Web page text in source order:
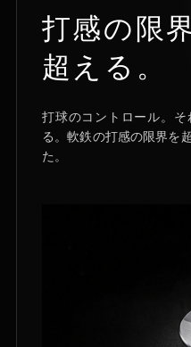
打感の限
超える。
打球のコントロール。
る。軟鉄の打感の限界を
た。